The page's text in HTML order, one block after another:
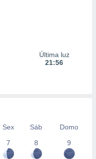
Última luz
21:56
Sex Sáb
Domo
7 8 9